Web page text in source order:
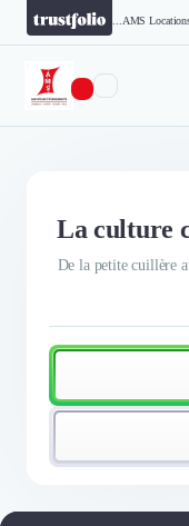
AMS
La culture
De la petite cuillère